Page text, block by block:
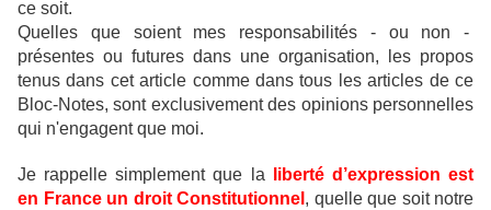
ce soit.
Quelles que soient mes responsabilités - ou non -
présentes ou futures dans une organisation, les propos
tenus dans cet article comme dans tous les articles de ce
Bloc-Notes, sont exclusivement des opinions personnelles
qui n'engagent que moi.
Je rappelle simplement que la
liberté d’expression est
en France un droit Constitutionnel , quelle que soit notre